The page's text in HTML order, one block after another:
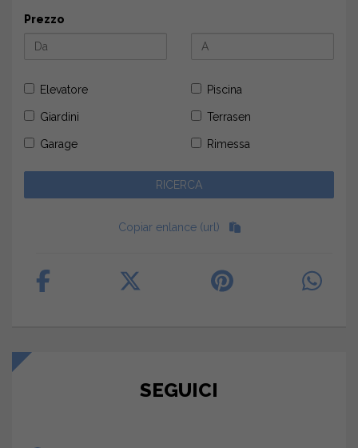
Prezzo
Elevatore Piscina
Giardini Terrasen
Garage Rimessa
Copiar enlance (url)
SEGUICI